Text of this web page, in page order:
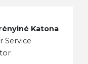
Katona
Service